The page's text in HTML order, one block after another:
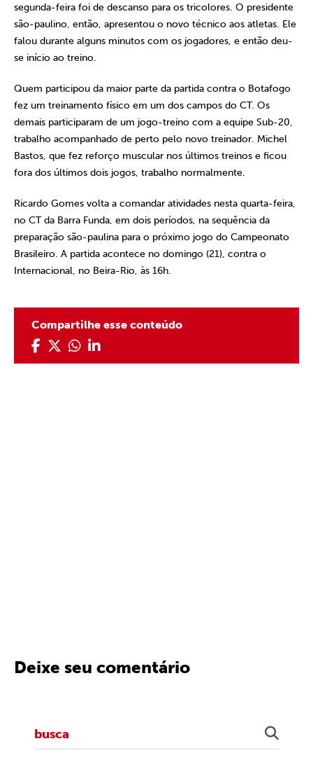
segunda-feira foi de descanso para os tricolores. O presidente
são-paulino, então, apresentou o novo técnico aos atletas. Ele
falou durante alguns minutos com os jogadores, e então deu-
se início ao treino.
Quem participou da maior parte da partida contra o Botafogo
fez um treinamento físico em um dos campos do CT. Os
demais participaram de um jogo-treino com a equipe Sub-20,
trabalho acompanhado de perto pelo novo treinador. Michel
Bastos, que fez reforço muscular nos últimos treinos e ficou
fora dos últimos dois jogos, trabalho normalmente.
Ricardo Gomes volta a comandar atividades nesta quarta-feira,
no CT da Barra Funda, em dois períodos, na sequência da
preparação são-paulina para o próximo jogo do Campeonato
Brasileiro. A partida acontece no domingo (21), contra o
Internacional, no Beira-Rio, às 16h.
Compartilhe esse conteúdo
Deixe seu comentário